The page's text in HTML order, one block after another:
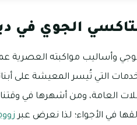
الجوي في
وأساليب مواكبته العصرية
التي تُيسر المعيشة على
العامة، ومن أشهرها في
في الأجواء؛ لذا نعرض عبر